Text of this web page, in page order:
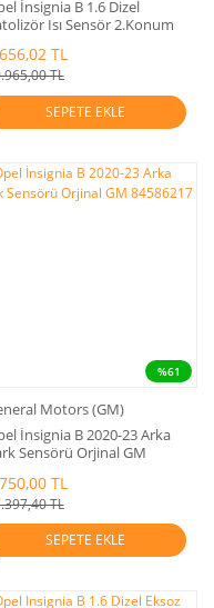
İnsignia B 1.6 Dizel
Isı Sensör 2.Konum
TL
TL
SEPETE EKLE
%61
Motors (GM)
İnsignia B 2020-23 Arka
Sensörü Orjinal GM
TL
TL
SEPETE EKLE